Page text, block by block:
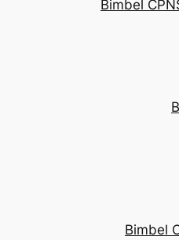
Bimbel
Bimbel